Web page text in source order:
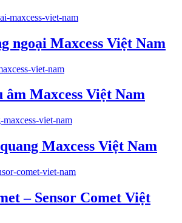
ngoại Maxcess Việt Nam
âm Maxcess Việt Nam
Maxcess Việt Nam
– Sensor Comet Việt